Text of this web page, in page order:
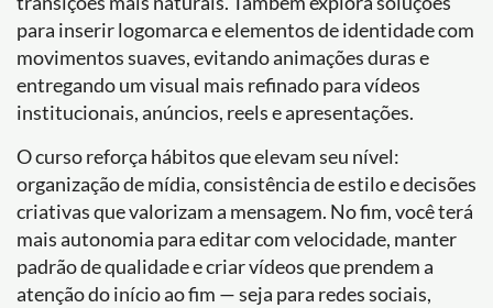
para inserir logomarca e elementos de identidade com
movimentos suaves, evitando animações duras e
entregando um visual mais refinado para vídeos
institucionais, anúncios, reels e apresentações.
O curso reforça hábitos que elevam seu nível:
organização de mídia, consistência de estilo e decisões
criativas que valorizam a mensagem. No fim, você terá
mais autonomia para editar com velocidade, manter
padrão de qualidade e criar vídeos que prendem a
atenção do início ao fim — seja para redes sociais,